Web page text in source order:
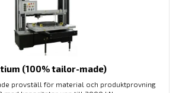
(100% tailor-made)
provställ för material och produktprovning